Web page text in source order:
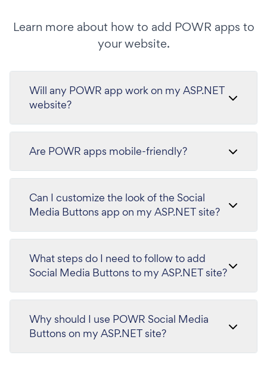
Learn more about how to add POWR apps to
your website.
Will any POWR app work on my ASP.NET
website?
Are POWR apps mobile-friendly?
Can I customize the look of the Social
Media Buttons app on my ASP.NET site?
What steps do I need to follow to add
Social Media Buttons to my ASP.NET site?
Why should I use POWR Social Media
Buttons on my ASP.NET site?